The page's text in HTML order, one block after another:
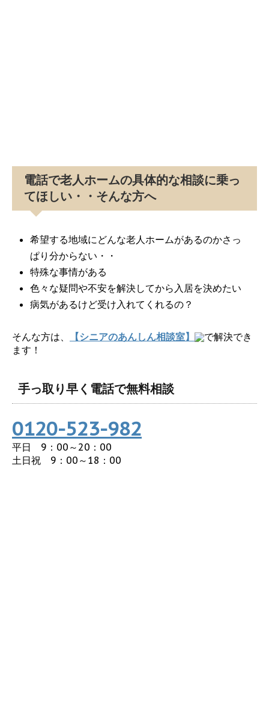
電話で老人ホームの具体的な相談に乗っ
てほしい・・そんな方へ
希望する地域にどんな老人ホームがあるのかさっ
ぱり分からない・・
特殊な事情がある
色々な疑問や不安を解決してから入居を決めたい
病気があるけど受け入れてくれるの？
そんな方は、 【シニアのあんしん相談室】
で解決でき
ます！
手っ取り早く電話で無料相談
0120-523-982
平日 9：00～20：00
土日祝 9：00～18：00